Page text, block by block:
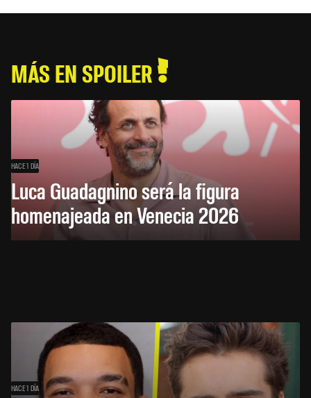
MÁS EN SPOILER
HACE 1 DÍA
Luca Guadagnino será la figura
homenajeada en Venecia 2026
HACE 1 DÍA